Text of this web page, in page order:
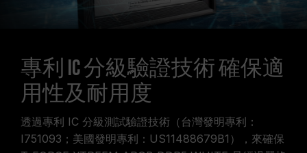
專利 IC 分級驗證技術 確保適
用性及耐用度
透過專利 IC 分級測試驗證技術（台灣發明專利：
I751093；美國發明專利：US11488679B1），來確保